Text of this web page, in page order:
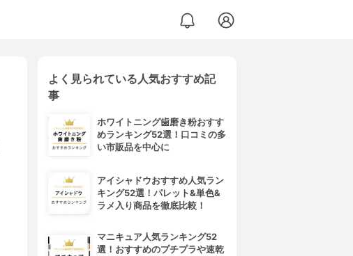
よく見られている人気おすすめ記
事
ホワイトニング歯磨き粉おすす
めランキング52選！口コミの多
い市販品を中心に
アイシャドウおすすめ人気ラン
キング52選！パレット&単色&
ラメ入り商品を徹底比較！
マニキュア人気ランキング52
選！おすすめのプチプラや速乾